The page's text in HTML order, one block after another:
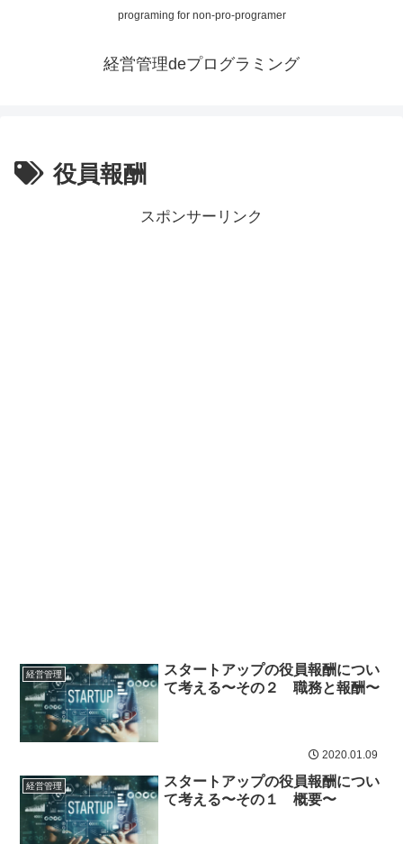
programing for non-pro-programer
経営管理deプログラミング
役員報酬
スポンサーリンク
経営管理
スタートアップの役員報酬につい
て考える〜その２ 職務と報酬〜
2020.01.09
経営管理
スタートアップの役員報酬につい
て考える〜その１ 概要〜